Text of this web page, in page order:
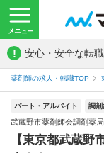
! 安心・安全な転
薬剤師の求人・転職TOP
パート・アルバイト 調剤
武蔵野市薬剤師会調剤薬局
【東京都武蔵